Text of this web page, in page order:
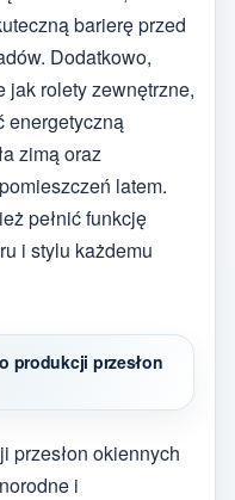
barierę przed
Dodatkowo,
jak rolety zewnętrzne,
energetyczną
zimą oraz
latem.
pełnić funkcję
i stylu każdemu
produkcji przesłon
przesłon okiennych
i